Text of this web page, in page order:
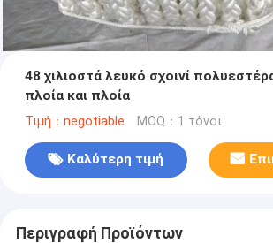
48 χιλιοστά λευκό σχοινί
πλοία και πλοία
Τιμή：negotiable MOQ：1 τόνοι
Καλύτερη τιμή
Περιγραφή Προϊόντων